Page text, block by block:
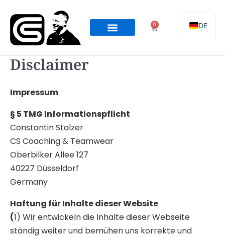
content
0
Cart DE
Disclaimer
Impressum
§ 5 TMG Informationspflicht
Constantin Stalzer
CS Coaching & Teamwear
Oberbilker Allee 127
40227 Düsseldorf
Germany
Haftung für Inhalte dieser Website
(1) Wir entwickeln die Inhalte dieser Webseite
ständig weiter und bemühen uns korrekte und